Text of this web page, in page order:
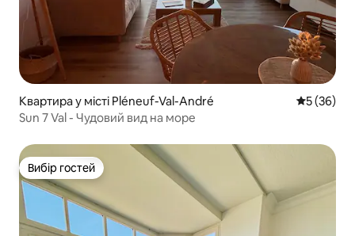
Квартира у місті Pléneuf-Val-André Середня
5 (36)
Sun 7 Val - Чудовий вид на море
Вибір гостей
Вибір гостей